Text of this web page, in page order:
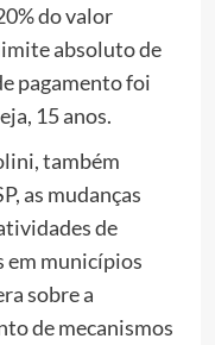
do valor
absoluto de
pagamento foi
15 anos.
também
as mudanças
de
municípios
sobre a
de mecanismos